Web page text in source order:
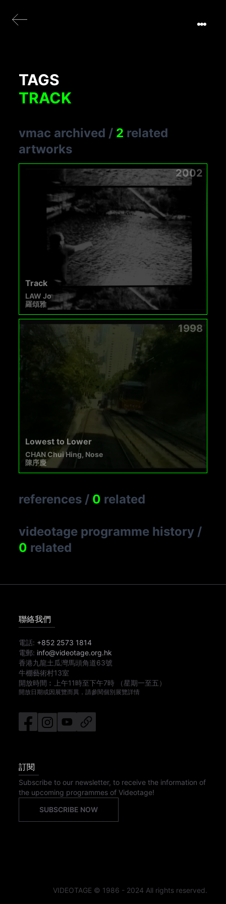
TAGS
TRACK
vmac archived / 2 related
artworks
2002
Track
LAW Jo
羅頌雅
1998
Lowest to Lower
CHAN Chui Hing, Nose
陳序慶
references / 0 related
videotage programme history /
0 related
聯絡我們
電話: +852 2573 1814
電郵: info@videotage.org.hk
香港九龍土瓜灣馬頭角道63號
牛棚藝術村13室
開放時間︰
上午11時至下午7時 （星期一至五）
開放日期或因展覽而異，請參閱個別展覽詳情
訂閱
Subscribe to our newsletter, to receive the information of
the upcoming programmes of Videotage!
SUBSCRIBE NOW
VIDEOTAGE © 1986 - 2024 All rights reserved.